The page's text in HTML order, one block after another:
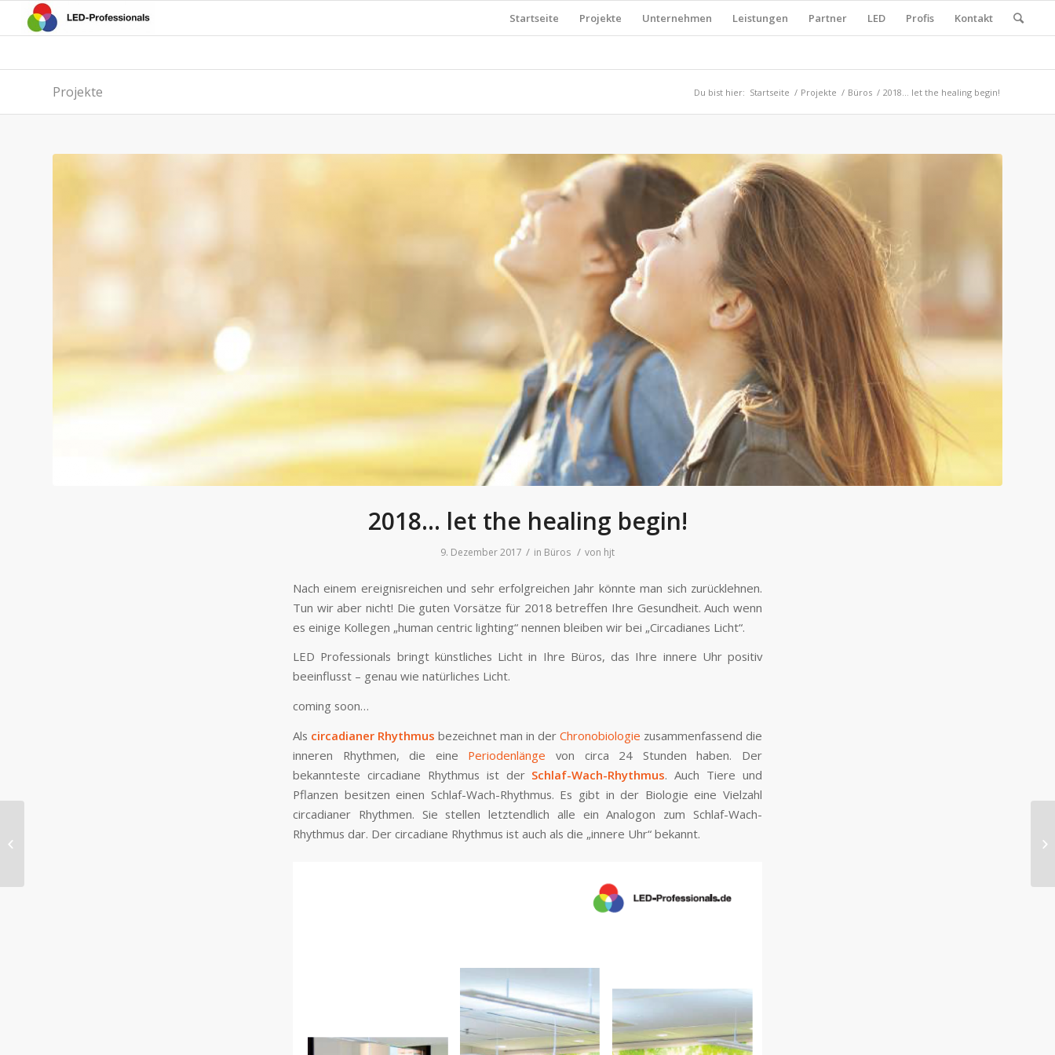
Startseite Projekte Unternehmen Leistungen Partner LED Profis Kontakt
Projekte Du bist hier: Startseite / Projekte / Büros / 2018… let the healing begin!
2018… let the healing begin!
9. Dezember 2017 / in Büros / von hjt
Nach einem ereignisreichen und sehr erfolgreichen Jahr könnte man sich zurücklehnen.
Tun wir aber nicht! Die guten Vorsätze für 2018 betreffen Ihre Gesundheit. Auch wenn
es einige Kollegen „human centric lighting“ nennen bleiben wir bei „Circadianes Licht“.
LED Professionals bringt künstliches Licht in Ihre Büros, das Ihre innere Uhr positiv
beeinflusst – genau wie natürliches Licht.
coming soon…
Als circadianer Rhythmus bezeichnet man in der Chronobiologie zusammenfassend die
inneren Rhythmen, die eine Periodenlänge von circa 24 Stunden haben. Der
bekannteste circadiane Rhythmus ist der Schlaf-Wach-Rhythmus. Auch Tiere und
Pflanzen besitzen einen Schlaf-Wach-Rhythmus. Es gibt in der Biologie eine Vielzahl
circadianer Rhythmen. Sie stellen letztendlich alle ein Analogon zum Schlaf-Wach-
Rhythmus dar. Der circadiane Rhythmus ist auch als die „innere Uhr“ bekannt.